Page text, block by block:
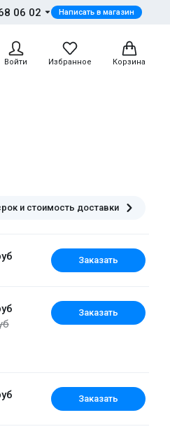
06 02 Написать в магазин
Войти Избранное Корзина
и стоимость доставки
Заказать
Заказать
Заказать